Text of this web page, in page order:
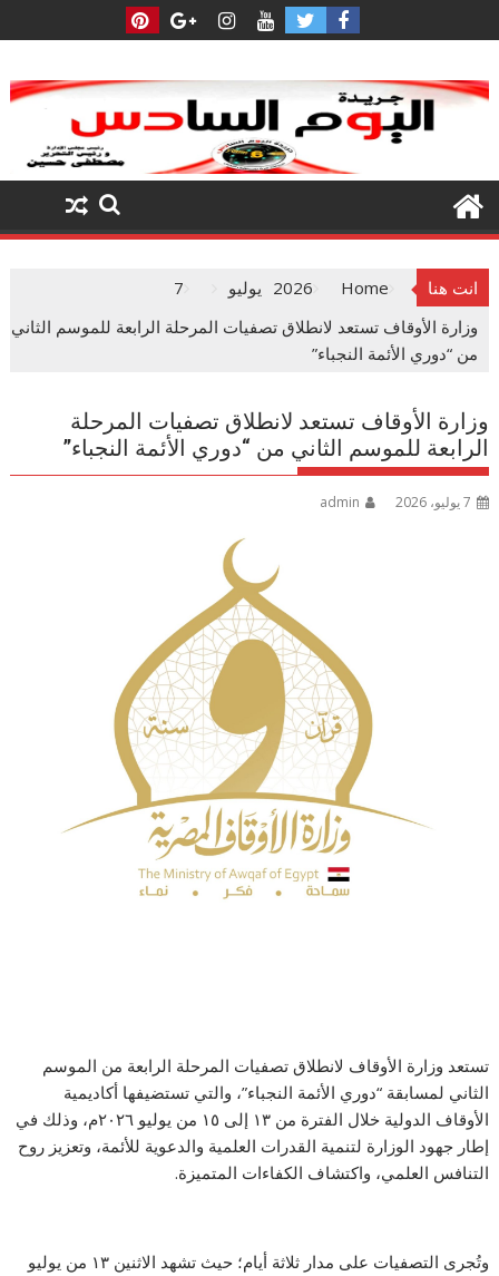
to
انت هنا Home
2026 يوليو
7
وزارة الأوقاف تستعد لانطلاق تصفيات المرحلة الرابعة للموسم الثاني
من “دوري الأئمة النجباء”
وزارة الأوقاف تستعد لانطلاق تصفيات المرحلة
الرابعة للموسم الثاني من “دوري الأئمة النجباء”
7 يوليو، 2026 admin
تستعد وزارة الأوقاف لانطلاق تصفيات المرحلة الرابعة من الموسم
الثاني لمسابقة “دوري الأئمة النجباء”، والتي تستضيفها أكاديمية
الأوقاف الدولية خلال الفترة من ١٣ إلى ١٥ من يوليو ٢٠٢٦م، وذلك في
إطار جهود الوزارة لتنمية القدرات العلمية والدعوية للأئمة، وتعزيز روح
التنافس العلمي، واكتشاف الكفاءات المتميزة.
وتُجرى التصفيات على مدار ثلاثة أيام؛ حيث تشهد الاثنين ١٣ من يوليو